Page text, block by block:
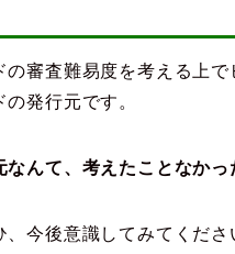
の審査難易度を考える上で
発行元です。
なんて、考えたことなかっ
今後意識してみてくださ